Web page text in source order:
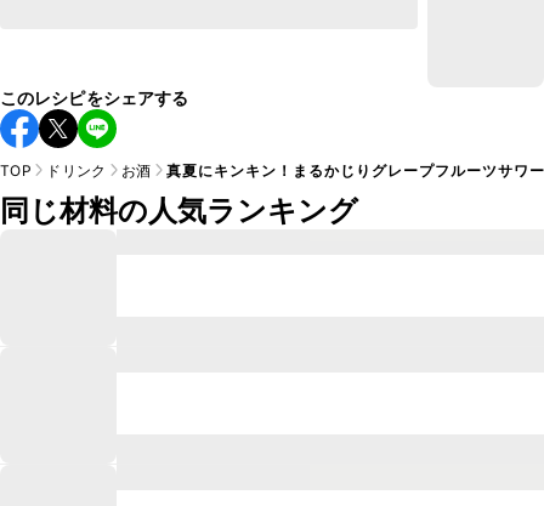
このレシピをシェアする
TOP ドリンク お酒 真夏にキンキン！まるかじりグレープフルーツサワー
同じ材料の人気ランキング